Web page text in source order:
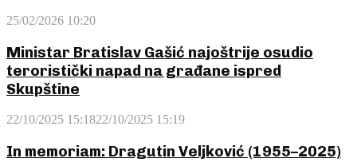
25/02/2026 10:20
Ministar Bratislav Gašić najoštrije osudio
teroristički napad na građane ispred
Skupštine
22/10/2025 15:1822/10/2025 15:19
In memoriam: Dragutin Veljković (1955–2025)